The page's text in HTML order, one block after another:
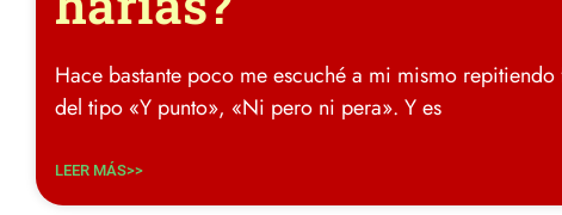
Hace bastante poco me escuché a mi mismo repitiendo
del tipo «Y punto», «Ni pero ni pera». Y es
LEER MÁS>>